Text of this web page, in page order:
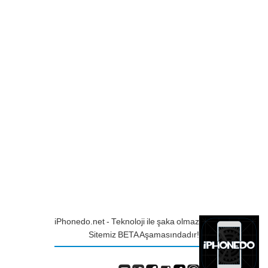
iPhonedo.net - Teknoloji ile şaka olmaz
Sitemiz BETA Aşamasındadır!